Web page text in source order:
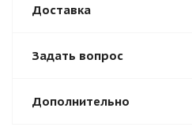
Доставка
Задать вопрос
Дополнительно